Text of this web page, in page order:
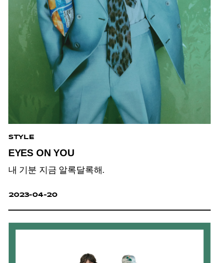
STYLE
EYES ON YOU
내 기분 지금 알록달록해.
2023-04-20